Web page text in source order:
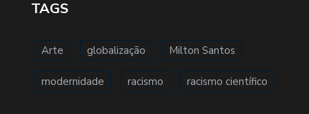
TAGS
Arte globalização Milton Santos
modernidade racismo racismo científico